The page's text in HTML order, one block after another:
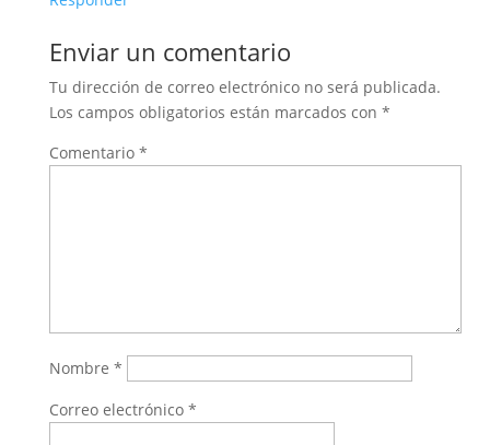
Enviar un comentario
Tu dirección de correo electrónico no será publicada.
Los campos obligatorios están marcados con *
Comentario *
Nombre *
Correo electrónico *